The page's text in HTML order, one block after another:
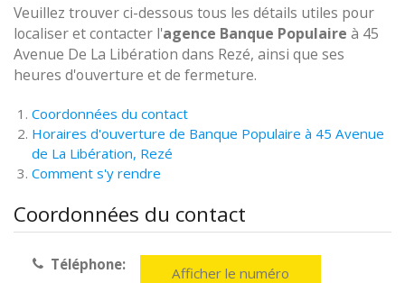
Veuillez trouver ci-dessous tous les détails utiles pour
localiser et contacter l'agence Banque Populaire à 45
Avenue De La Libération dans Rezé, ainsi que ses
heures d'ouverture et de fermeture.
Coordonnées du contact
Horaires d'ouverture de Banque Populaire à 45 Avenue
de La Libération, Rezé
Comment s'y rendre
Coordonnées du contact
Téléphone: Afficher le numéro